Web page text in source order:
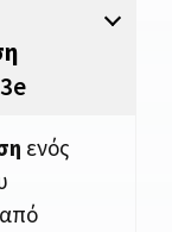
ενός
από